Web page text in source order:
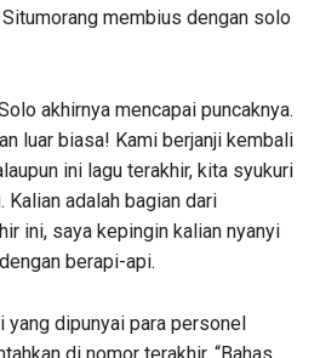
membius dengan solo
akhirnya mencapai puncaknya.
luar biasa! Kami berjanji kembali
ini lagu terakhir, kita syukuri
Kalian adalah bagian dari
ini, saya kepingin kalian nyanyi
berapi-api.
dipunyai para personel
di nomor terakhir, “Bahas